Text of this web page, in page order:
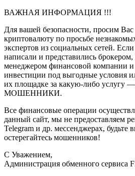
ВАЖНАЯ ИНФОРМАЦИЯ !!!
Для вашей безопасности, просим Вас
криптовалюту по просьбе
экспертов из социальных сетей.
написали и представились брокером,
менеджером финансовой компании и
инвестиции под выгодные условия
их площадке за какую-либо услугу
МОШЕННИКИ.
Все финансовые операции
данный сайт, мы не предоставляем
Telegram и др. мессенджерах, будьте
остерегайтесь мошенников!
C Уважением,
Администрация обменного сервиса